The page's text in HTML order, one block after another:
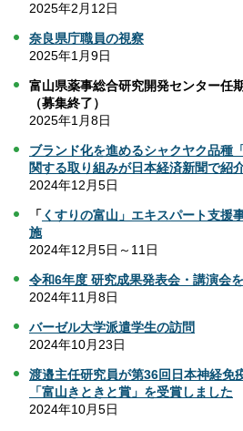
2025年2月12日
奈良県庁職員の視察
2025年1月9日
富山県薬事総合研究開発センター任
（募集終了）
2025年1月8日
ブランド化を進めるシャクヤク品種
関する取り組みが日本経済新聞で紹
2024年12月5日
「 くすりの富山」エキスパート支援
施
2024年12月5日～11日
令和6年度 研究成果発表会・講演会
2024年11月8日
バーゼル大学派遣学生の訪問
2024年10月23日
渡邉主任研究員が第36回日本神経免
「富山きときと賞」を受賞しました
2024年10月5日